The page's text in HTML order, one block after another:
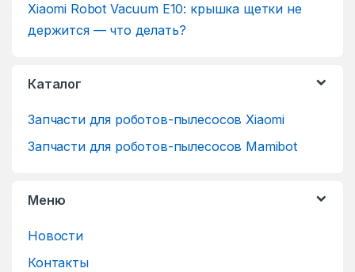
Xiaomi Robot Vacuum E10: крышка щетки не
держится — что делать?
Каталог
Запчасти для роботов-пылесосов Xiaomi
Запчасти для роботов-пылесосов Mamibot
Меню
Новости
Контакты